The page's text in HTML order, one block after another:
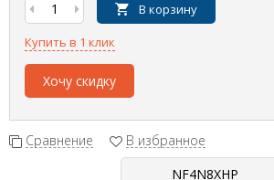
В корзину
Купить в 1 клик
Хочу скидку
Сравнение В избранное